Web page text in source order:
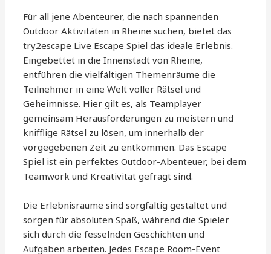
Für all jene Abenteurer, die nach spannenden
Outdoor Aktivitäten in Rheine suchen, bietet das
try2escape Live Escape Spiel das ideale Erlebnis.
Eingebettet in die Innenstadt von Rheine,
entführen die vielfältigen Themenräume die
Teilnehmer in eine Welt voller Rätsel und
Geheimnisse. Hier gilt es, als Teamplayer
gemeinsam Herausforderungen zu meistern und
knifflige Rätsel zu lösen, um innerhalb der
vorgegebenen Zeit zu entkommen. Das Escape
Spiel ist ein perfektes Outdoor-Abenteuer, bei dem
Teamwork und Kreativität gefragt sind.
Die Erlebnisräume sind sorgfältig gestaltet und
sorgen für absoluten Spaß, während die Spieler
sich durch die fesselnden Geschichten und
Aufgaben arbeiten. Jedes Escape Room-Event